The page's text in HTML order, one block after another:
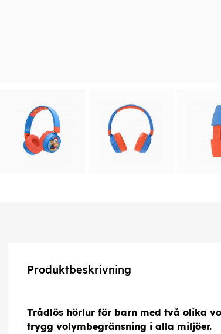
Produktbeskrivning
Trådlös hörlur för barn med två olika
trygg volymbegränsning i alla miljöer.